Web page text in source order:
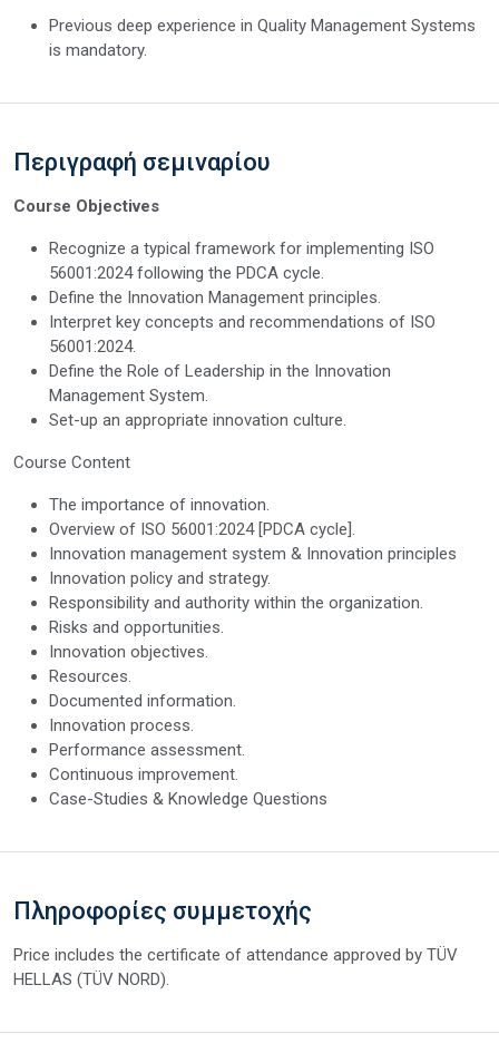
Previous deep experience in Quality Management Systems
is mandatory.
Περιγραφή σεμιναρίου
Course Objectives
Recognize a typical framework for implementing ISO
56001:2024 following the PDCA cycle.
Define the Innovation Management principles.
Interpret key concepts and recommendations of ISO
56001:2024.
Define the Role of Leadership in the Innovation
Management System.
Set-up an appropriate innovation culture.
Course Content
The importance of innovation.
Overview of ISO 56001:2024 [PDCA cycle].
Innovation management system & Innovation principles
Innovation policy and strategy.
Responsibility and authority within the organization.
Risks and opportunities.
Innovation objectives.
Resources.
Documented information.
Innovation process.
Performance assessment.
Continuous improvement.
Case-Studies & Knowledge Questions
Πληροφορίες συμμετοχής
Price includes the certificate of attendance approved by TÜV
HELLAS (TÜV NORD).